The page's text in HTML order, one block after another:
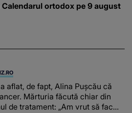
ortodox pe 9 august
aflat, de fapt, Alina Pușcău că
Mărturia făcută chiar din
de tratament: „Am vrut să fac